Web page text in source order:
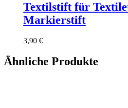
Textilstift für
Markierstift
3,90 €
Ähnliche Produkte